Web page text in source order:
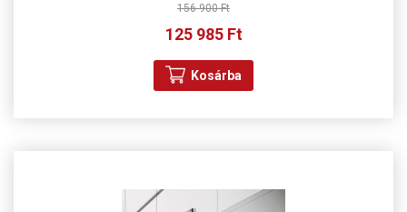
156 900 Ft
125 985 Ft
Kosárba